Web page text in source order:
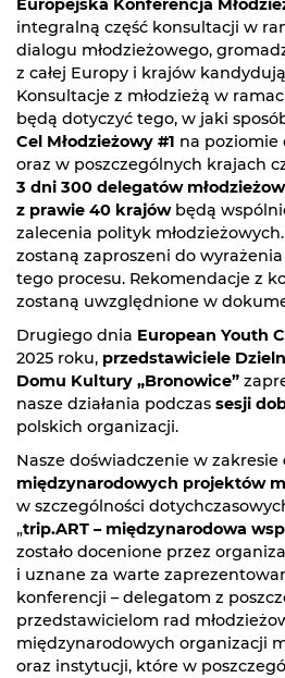
Europejska Konferencja
integralną część konsultacji w
dialogu młodzieżowego,
z całej Europy i krajów
Konsultacje z młodzieżą w
będą dotyczyć tego, w jaki
Cel Młodzieżowy #1 na poziomie
oraz w poszczególnych krajach
3 dni 300 delegatów
z prawie 40 krajówbędą
zalecenia polityk
zostaną zaproszeni do
tego procesu. Rekomendacje z
zostaną uwzględnione w
Drugiego dnia European Youth
2025 roku, przedstawiciele
Domu Kultury „Bronowice”
nasze działania podczas sesji
polskich organizacji.
Nasze doświadczenie w zakresie
międzynarodowych projektów
w szczególności
„trip.ART – międzynarodowa
zostało docenione przez
i uznane za warte
konferencji – delegatom z
przedstawicielom rad
międzynarodowych organizacji
oraz instytucji, które w